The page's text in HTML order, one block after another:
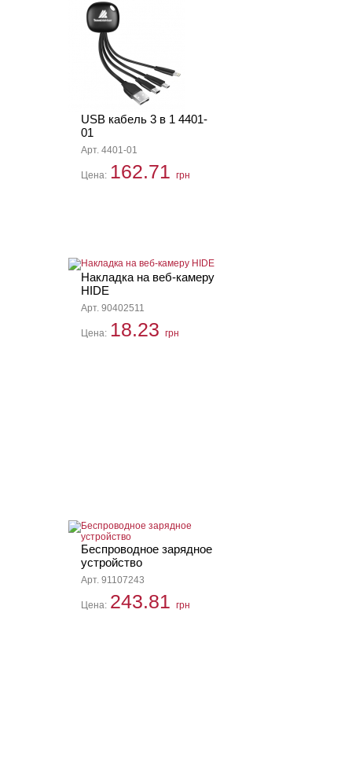
USB кабель 3 в 1 4401-
01
Арт. 4401-01
Цена: 162.71 грн
Накладка на веб-камеру
HIDE
Арт. 90402511
Цена: 18.23 грн
Беспроводное зарядное
устройство
Арт. 91107243
Цена: 243.81 грн